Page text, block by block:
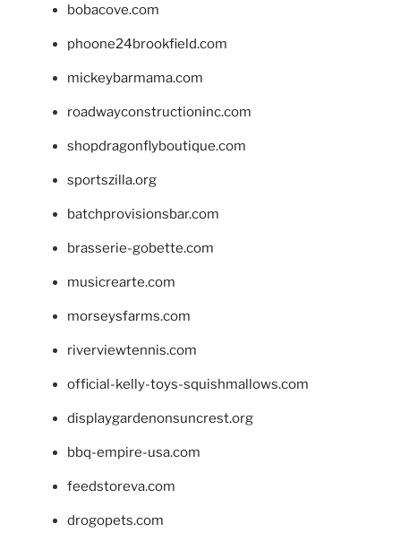
bobacove.com
phoone24brookfield.com
mickeybarmama.com
roadwayconstructioninc.com
shopdragonflyboutique.com
sportszilla.org
batchprovisionsbar.com
brasserie-gobette.com
musicrearte.com
morseysfarms.com
riverviewtennis.com
official-kelly-toys-squishmallows.com
displaygardenonsuncrest.org
bbq-empire-usa.com
feedstoreva.com
drogopets.com